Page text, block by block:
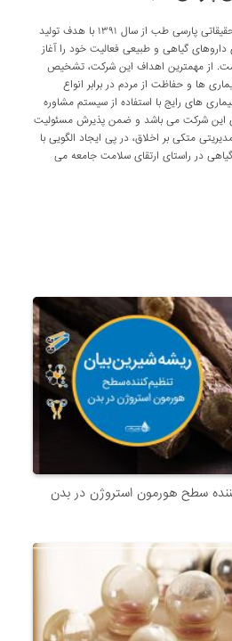
شرکت تحقیقاتی پارسی طب از سال ۱۳۹۱ با هدف تولید
داروهای گیاهی و طبیعی فعالیت خود را آغاز
از مهمترین اهداف این شرکت، تشخیص
ها و حفاظت از مردم در برابر انواع
های رایج با استفاده از سیستم مشاوره
این شرکت می باشد و ضمن پذیرش مسئولیت
متکی بر اخلاق، در پی ایجاد الگویی با
در راستای ارتقای سلامت جامعه می
سطح هورمون استروژن در بدن